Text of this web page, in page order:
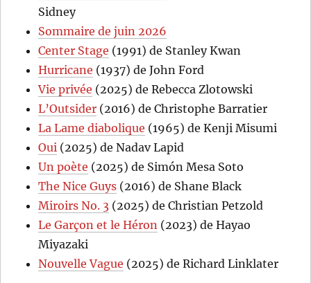
Sidney
Sommaire de juin 2026
Center Stage (1991) de Stanley Kwan
Hurricane (1937) de John Ford
Vie privée (2025) de Rebecca Zlotowski
L’Outsider (2016) de Christophe Barratier
La Lame diabolique (1965) de Kenji Misumi
Oui (2025) de Nadav Lapid
Un poète (2025) de Simón Mesa Soto
The Nice Guys (2016) de Shane Black
Miroirs No. 3 (2025) de Christian Petzold
Le Garçon et le Héron (2023) de Hayao
Miyazaki
Nouvelle Vague (2025) de Richard Linklater